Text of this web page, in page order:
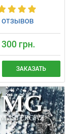
отзывов
грн.
ЗАКАЗАТЬ